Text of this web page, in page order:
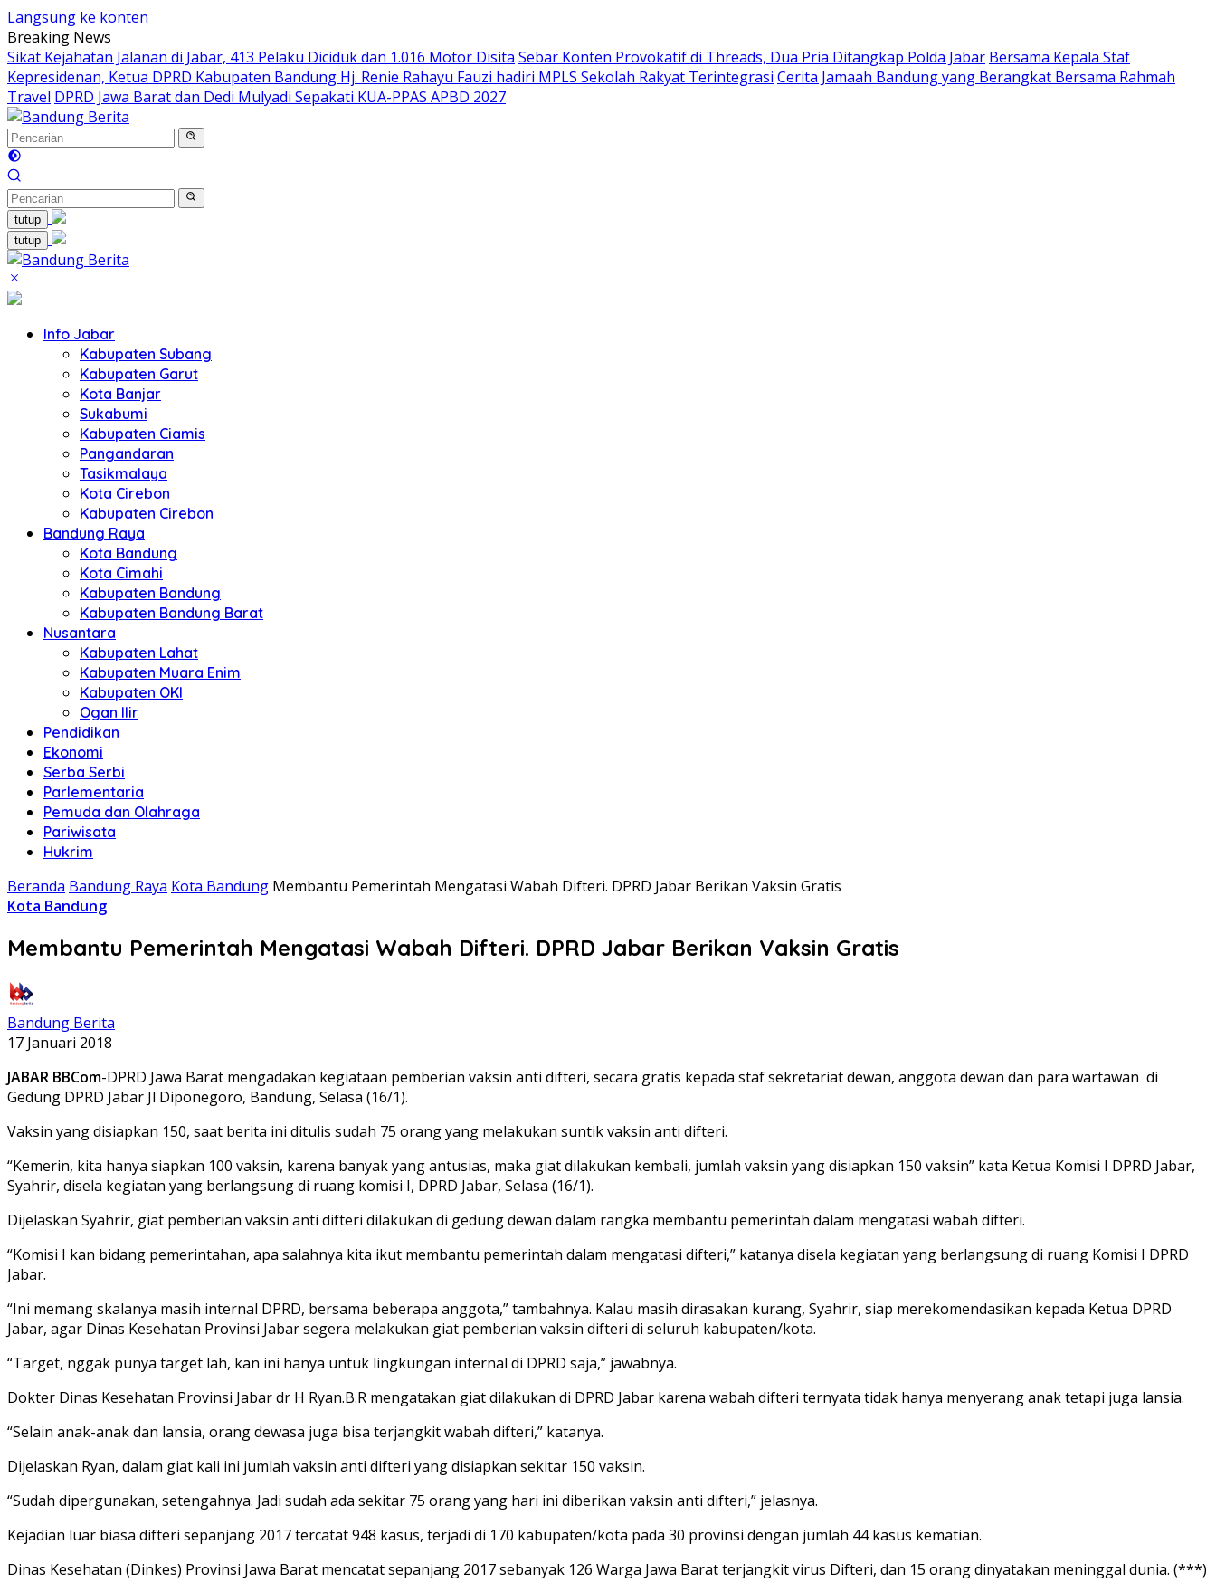
Langsung ke konten
Breaking News
Sikat Kejahatan Jalanan di Jabar, 413 Pelaku Diciduk dan 1.016 Motor Disita Sebar Konten Provokatif di Threads, Dua Pria Ditangkap Polda Jabar Bersama Kepala Staf
Kepresidenan, Ketua DPRD Kabupaten Bandung Hj. Renie Rahayu Fauzi hadiri MPLS Sekolah Rakyat Terintegrasi Cerita Jamaah Bandung yang Berangkat Bersama Rahmah
Travel DPRD Jawa Barat dan Dedi Mulyadi Sepakati KUA-PPAS APBD 2027
tutup
tutup
Info Jabar
Kabupaten Subang
Kabupaten Garut
Kota Banjar
Sukabumi
Kabupaten Ciamis
Pangandaran
Tasikmalaya
Kota Cirebon
Kabupaten Cirebon
Bandung Raya
Kota Bandung
Kota Cimahi
Kabupaten Bandung
Kabupaten Bandung Barat
Nusantara
Kabupaten Lahat
Kabupaten Muara Enim
Kabupaten OKI
Ogan Ilir
Pendidikan
Ekonomi
Serba Serbi
Parlementaria
Pemuda dan Olahraga
Pariwisata
Hukrim
Beranda Bandung Raya Kota Bandung Membantu Pemerintah Mengatasi Wabah Difteri. DPRD Jabar Berikan Vaksin Gratis
Kota Bandung
Membantu Pemerintah Mengatasi Wabah Difteri. DPRD Jabar Berikan Vaksin Gratis
Bandung Berita
17 Januari 2018
JABAR BBCom-DPRD Jawa Barat mengadakan kegiataan pemberian vaksin anti difteri, secara gratis kepada staf sekretariat dewan, anggota dewan dan para wartawan di
Gedung DPRD Jabar Jl Diponegoro, Bandung, Selasa (16/1).
Vaksin yang disiapkan 150, saat berita ini ditulis sudah 75 orang yang melakukan suntik vaksin anti difteri.
“Kemerin, kita hanya siapkan 100 vaksin, karena banyak yang antusias, maka giat dilakukan kembali, jumlah vaksin yang disiapkan 150 vaksin” kata Ketua Komisi I DPRD Jabar,
Syahrir, disela kegiatan yang berlangsung di ruang komisi I, DPRD Jabar, Selasa (16/1).
Dijelaskan Syahrir, giat pemberian vaksin anti difteri dilakukan di gedung dewan dalam rangka membantu pemerintah dalam mengatasi wabah difteri.
“Komisi I kan bidang pemerintahan, apa salahnya kita ikut membantu pemerintah dalam mengatasi difteri,” katanya disela kegiatan yang berlangsung di ruang Komisi I DPRD
Jabar.
“Ini memang skalanya masih internal DPRD, bersama beberapa anggota,” tambahnya. Kalau masih dirasakan kurang, Syahrir, siap merekomendasikan kepada Ketua DPRD
Jabar, agar Dinas Kesehatan Provinsi Jabar segera melakukan giat pemberian vaksin difteri di seluruh kabupaten/kota.
“Target, nggak punya target lah, kan ini hanya untuk lingkungan internal di DPRD saja,” jawabnya.
Dokter Dinas Kesehatan Provinsi Jabar dr H Ryan.B.R mengatakan giat dilakukan di DPRD Jabar karena wabah difteri ternyata tidak hanya menyerang anak tetapi juga lansia.
“Selain anak-anak dan lansia, orang dewasa juga bisa terjangkit wabah difteri,” katanya.
Dijelaskan Ryan, dalam giat kali ini jumlah vaksin anti difteri yang disiapkan sekitar 150 vaksin.
“Sudah dipergunakan, setengahnya. Jadi sudah ada sekitar 75 orang yang hari ini diberikan vaksin anti difteri,” jelasnya.
Kejadian luar biasa difteri sepanjang 2017 tercatat 948 kasus, terjadi di 170 kabupaten/kota pada 30 provinsi dengan jumlah 44 kasus kematian.
Dinas Kesehatan (Dinkes) Provinsi Jawa Barat mencatat sepanjang 2017 sebanyak 126 Warga Jawa Barat terjangkit virus Difteri, dan 15 orang dinyatakan meninggal dunia. (***)